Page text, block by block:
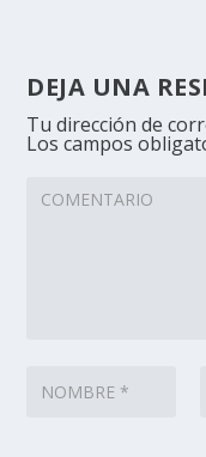
DEJA UNA
Tu dirección de
Los campos